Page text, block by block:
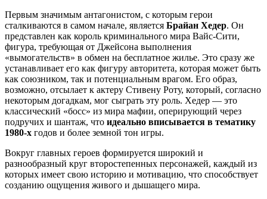
Первым значимым антагонистом, с которым герои
сталкиваются в самом начале, является Брайан Хедер. Он
представлен как король криминального мира Вайс-Сити,
фигура, требующая от Джейсона выполнения
«вымогательств» в обмен на бесплатное жилье. Это сразу же
устанавливает его как фигуру авторитета, которая может быть
как союзником, так и потенциальным врагом. Его образ,
возможно, отсылает к актеру Стивену Роту, который, согласно
некоторым догадкам, мог сыграть эту роль. Хедер — это
классический «босс» из мира мафии, оперирующий через
подручих и шантаж, что идеально вписывается в тематику
1980-х годов и более земной тон игры.
Вокруг главных героев формируется широкий и
разнообразный круг второстепенных персонажей, каждый из
которых имеет свою историю и мотивацию, что способствует
созданию ощущения живого и дышащего мира.